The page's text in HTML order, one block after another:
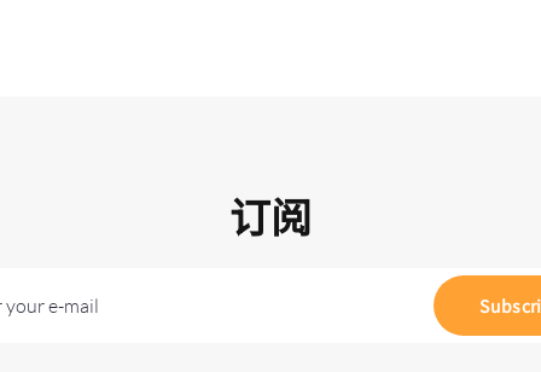
订阅
your e-mail